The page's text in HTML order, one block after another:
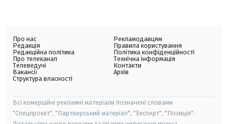
Про нас
Редакція
Редакційна політика
Про телеканал
Телеведучі
Вакансії
Структура власності
Рекламодавцям
Правила користування
Політика конфіденційності
Технічна інформація
Контакти
Архів
Всі комерційні рекламні матеріали позначені словами
"Спецпроєкт", "Партнерський матеріал", "Експерт", "Позиція".